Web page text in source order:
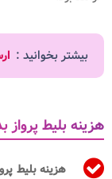
بیشتر بخوانید :
هزینه بلیط پرواز
هزینه بلیط